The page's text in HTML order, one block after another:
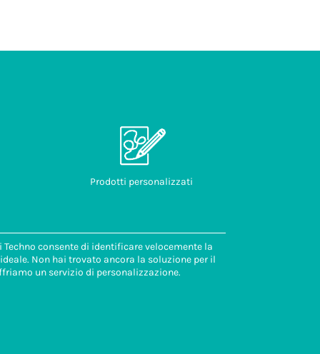
Prodotti personalizzati
consente di identificare velocemente la
Non hai trovato ancora la soluzione per il
un servizio di personalizzazione.